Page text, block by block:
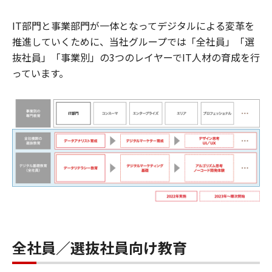
IT部門と事業部門が一体となってデジタルによる変革を
推進していくために、当社グループでは「全社員」「選
抜社員」「事業別」の3つのレイヤーでIT人材の育成を行
っています。
全社員／選抜社員向け教育